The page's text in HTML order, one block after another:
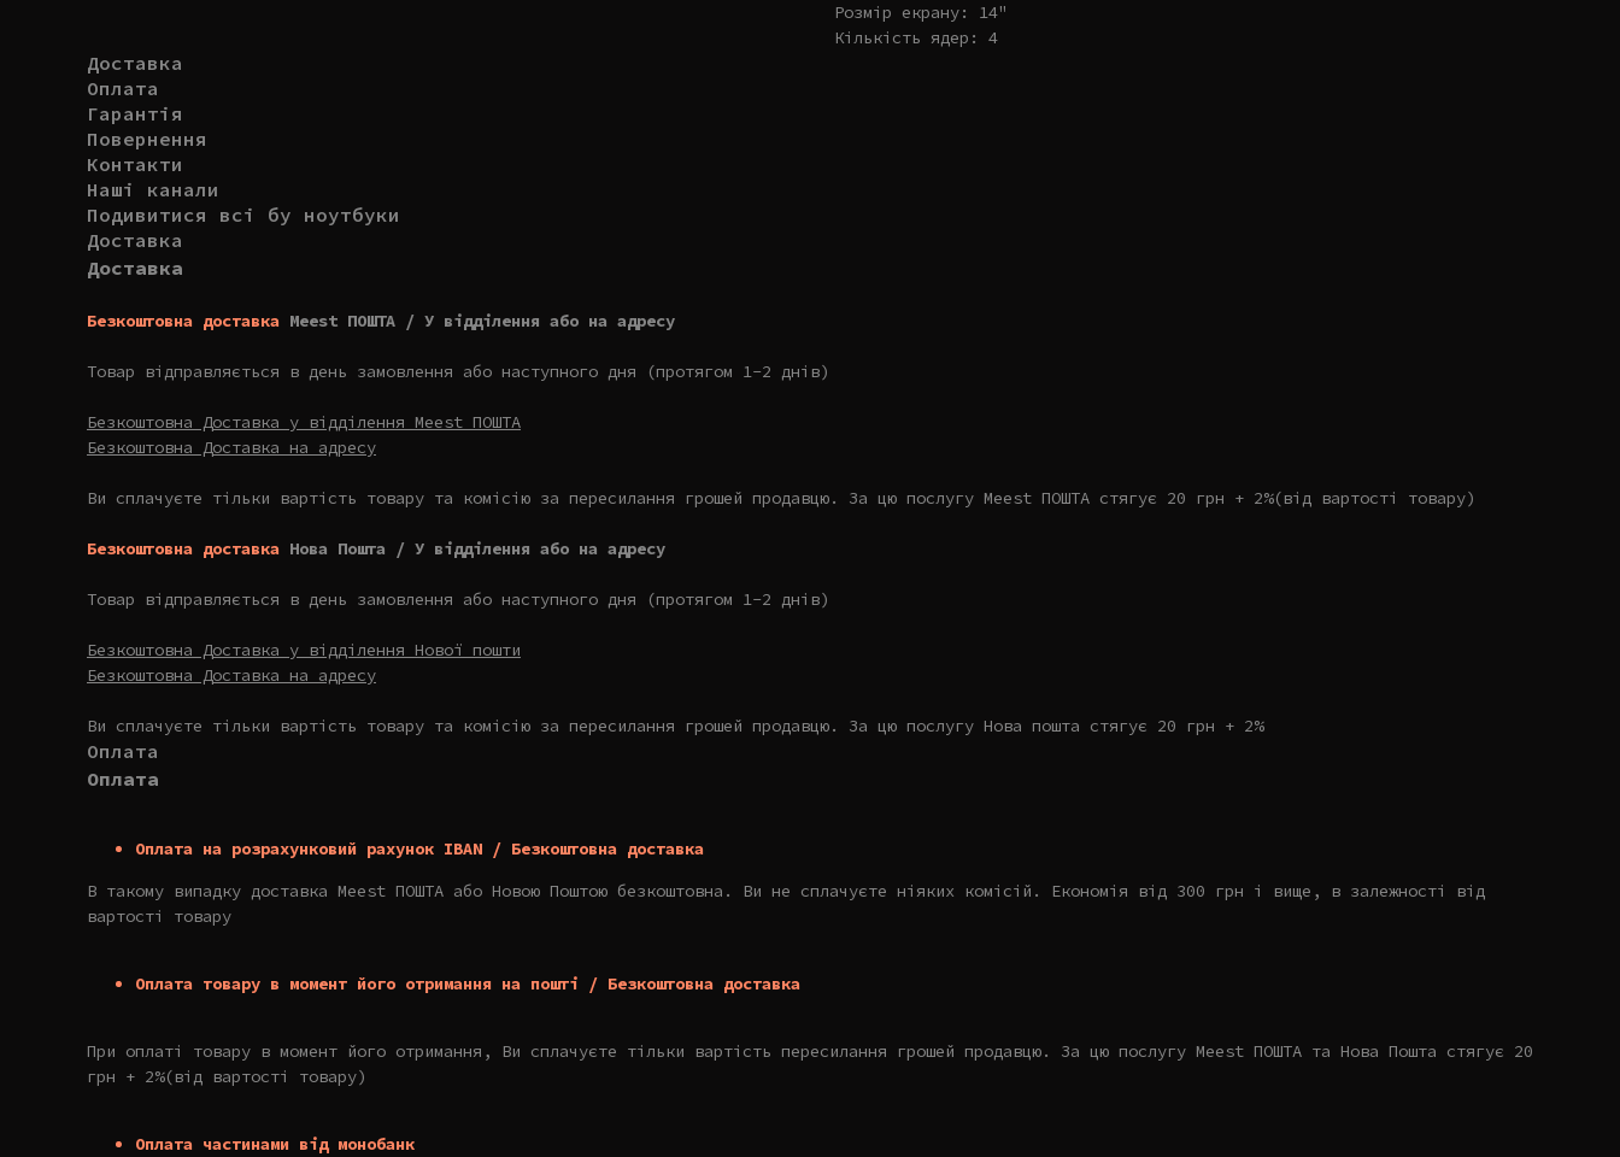
Розмір екрану: 14"
Кількість ядер: 4
Доставка
Оплата
Гарантія
Повернення
Контакти
Наші канали
Подивитися всі бу ноутбуки
Доставка
Доставка
Безкоштовна доставка Meest ПОШТА / У відділення або на адресу
Товар відправляється в день замовлення або наступного дня (протягом 1-2 днів)
Безкоштовна Доставка у відділення Meest ПОШТА
Безкоштовна Доставка на адресу
Ви сплачуєте тільки вартість товару та комісію за пересилання грошей продавцю. За цю послугу Meest ПОШТА стягує 20 грн + 2%(від вартості товару)
Безкоштовна доставка Нова Пошта / У відділення або на адресу
Товар відправляється в день замовлення або наступного дня (протягом 1-2 днів)
Безкоштовна Доставка у відділення Нової пошти
Безкоштовна Доставка на адресу
Ви сплачуєте тільки вартість товару та комісію за пересилання грошей продавцю. За цю послугу Нова пошта стягує 20 грн + 2%
Оплата
Оплата
Оплата на розрахунковий рахунок IBAN / Безкоштовна доставка
В такому випадку доставка Meest ПОШТА або Новою Поштою безкоштовна. Ви не сплачуєте ніяких комісій. Економія від 300 грн і вище, в залежності від
вартості товару
Оплата товару в момент його отримання на пошті / Безкоштовна доставка
При оплаті товару в момент його отримання, Ви сплачуєте тільки вартість пересилання грошей продавцю. За цю послугу Meest ПОШТА та Нова Пошта стягує 20
грн + 2%(від вартості товару)
Оплата частинами від монобанк